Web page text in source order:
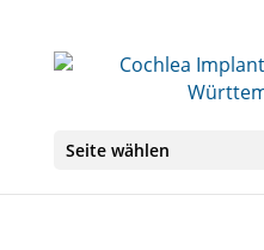
Seite wählen